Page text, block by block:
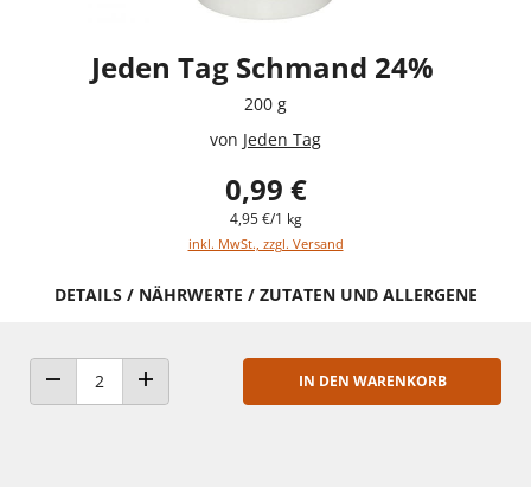
Jeden Tag Schmand 24%
200 g
von Jeden Tag
0,99 €
4,95 €/1 kg
inkl. MwSt., zzgl. Versand
DETAILS / NÄHRWERTE / ZUTATEN UND ALLERGENE
ANZAHL VERRINGERNANZAHL ERHÖHEN
IN DEN WARENKORB